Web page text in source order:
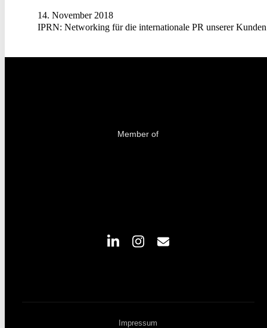
14. November 2018
IPRN: Networking für die internationale PR unserer
Member of
Impressum